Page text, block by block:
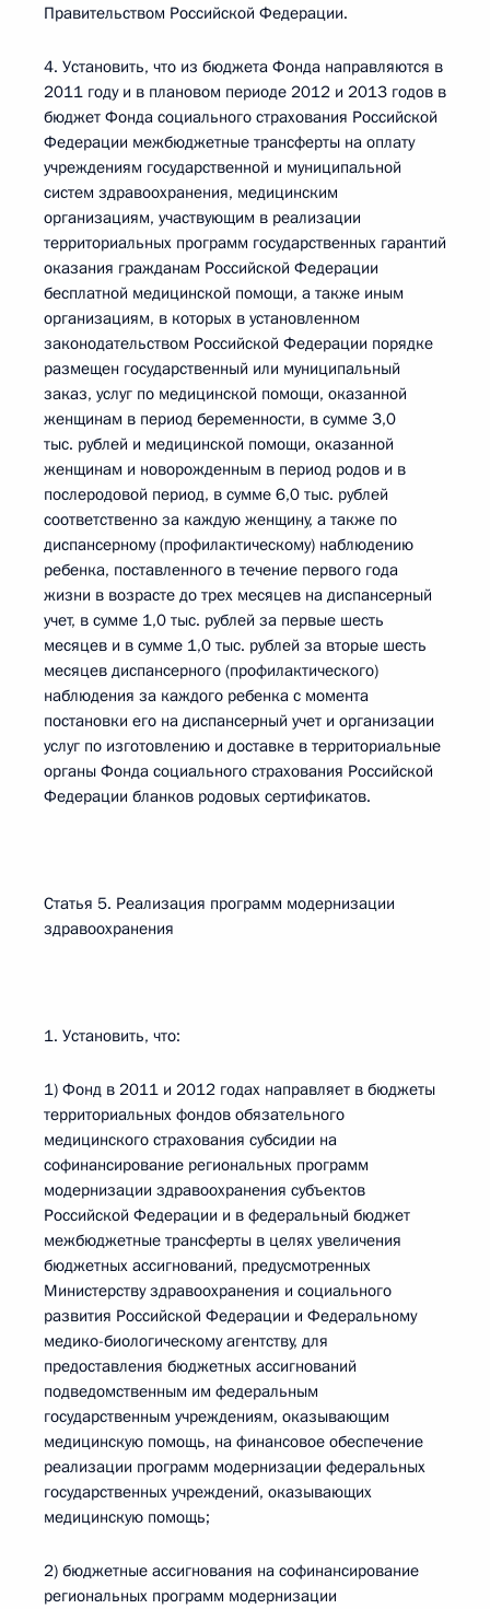
Правительством Российской Федерации.
4. Установить, что из бюджета Фонда направляются в
2011 году и в плановом периоде 2012 и 2013 годов в
бюджет Фонда социального страхования Российской
Федерации межбюджетные трансферты на оплату
учреждениям государственной и муниципальной
систем здравоохранения, медицинским
организациям, участвующим в реализации
территориальных программ государственных гарантий
оказания гражданам Российской Федерации
бесплатной медицинской помощи, а также иным
организациям, в которых в установленном
законодательством Российской Федерации порядке
размещен государственный или муниципальный
заказ, услуг по медицинской помощи, оказанной
женщинам в период беременности, в сумме 3,0
тыс. рублей и медицинской помощи, оказанной
женщинам и новорожденным в период родов и в
послеродовой период, в сумме 6,0 тыс. рублей
соответственно за каждую женщину, а также по
диспансерному (профилактическому) наблюдению
ребенка, поставленного в течение первого года
жизни в возрасте до трех месяцев на диспансерный
учет, в сумме 1,0 тыс. рублей за первые шесть
месяцев и в сумме 1,0 тыс. рублей за вторые шесть
месяцев диспансерного (профилактического)
наблюдения за каждого ребенка с момента
постановки его на диспансерный учет и организации
услуг по изготовлению и доставке в территориальные
органы Фонда социального страхования Российской
Федерации бланков родовых сертификатов.
Статья 5. Реализация программ модернизации
здравоохранения
1. Установить, что:
1) Фонд в 2011 и 2012 годах направляет в бюджеты
территориальных фондов обязательного
медицинского страхования субсидии на
софинансирование региональных программ
модернизации здравоохранения субъектов
Российской Федерации и в федеральный бюджет
межбюджетные трансферты в целях увеличения
бюджетных ассигнований, предусмотренных
Министерству здравоохранения и социального
развития Российской Федерации и Федеральному
медико-биологическому агентству, для
предоставления бюджетных ассигнований
подведомственным им федеральным
государственным учреждениям, оказывающим
медицинскую помощь, на финансовое обеспечение
реализации программ модернизации федеральных
государственных учреждений, оказывающих
медицинскую помощь;
2) бюджетные ассигнования на софинансирование
региональных программ модернизации